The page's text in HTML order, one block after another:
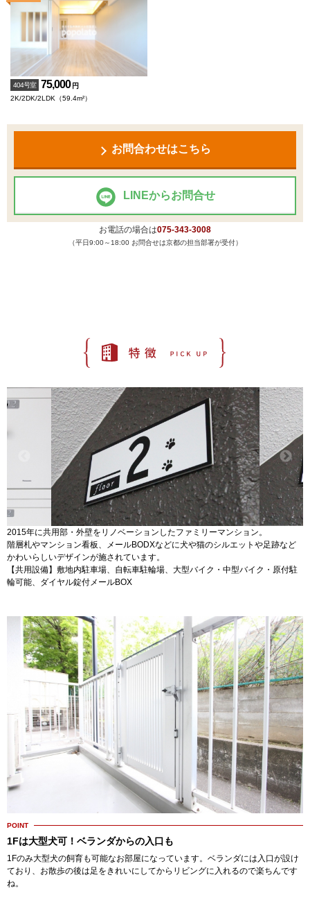
404号室 75,000 円
2K/2DK/2LDK（59.4m²）
お問合わせはこちら
LINEからお問合せ
お電話の場合は075-343-3008
（平日9:00～18:00 お問合せは京都の担当部署が受付）
2015年に共用部・外壁をリノベーションしたファミリーマンション。
階層札やマンション看板、メールBODXなどに犬や猫のシルエットや足跡など
かわいらしいデザインが施されています。
【共用設備】敷地内駐車場、自転車駐輪場、大型バイク・中型バイク・原付駐
輪可能、ダイヤル錠付メールBOX
POINT
1Fは大型犬可！ベランダからの入口も
1Fのみ大型犬の飼育も可能なお部屋になっています。ベランダには入口が設け
ており、お散歩の後は足をきれいにしてからリビングに入れるので楽ちんです
ね。